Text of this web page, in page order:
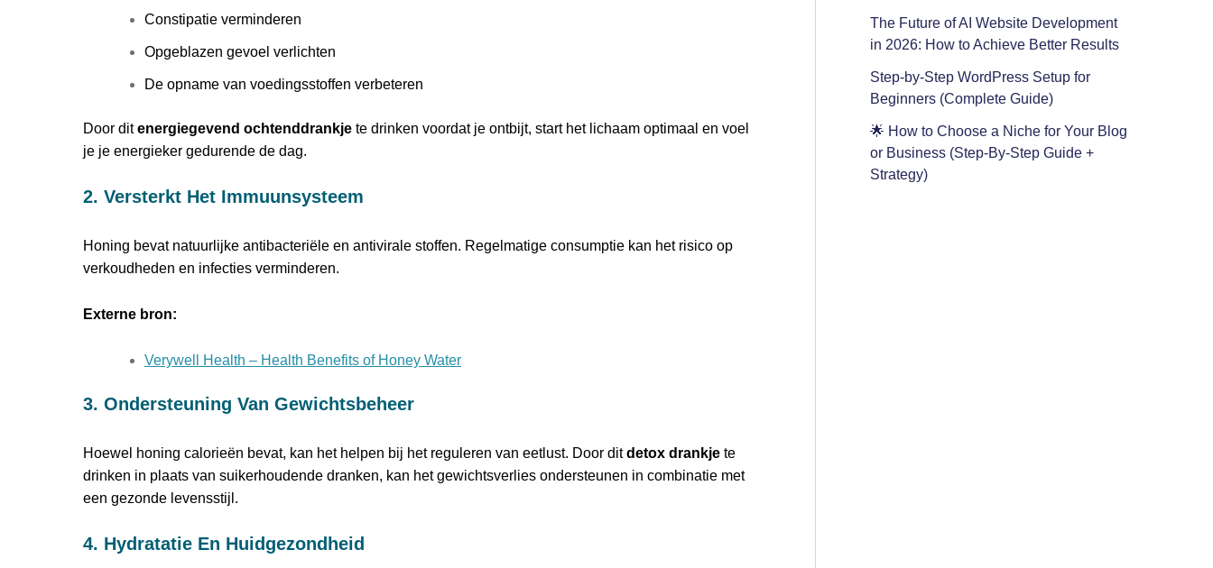
Constipatie verminderen
Opgeblazen gevoel verlichten
De opname van voedingsstoffen verbeteren
Door ditenergiegevend ochtenddrankje te drinken voordat je ontbijt, start het lichaam optimaal en voel
je je energieker gedurende de dag.
2. Versterkt Het Immuunsysteem
Honing bevat natuurlijke antibacteriële en antivirale stoffen. Regelmatige consumptie kan het risico op
verkoudheden en infecties verminderen.
Externe bron:
Verywell Health – Health Benefits of Honey Water
3. Ondersteuning Van Gewichtsbeheer
Hoewel honing calorieën bevat, kan het helpen bij het reguleren van eetlust. Door ditdetox drankje te
drinken in plaats van suikerhoudende dranken, kan het gewichtsverlies ondersteunen in combinatie met
een gezonde levensstijl.
4. Hydratatie En Huidgezondheid
The Future of AI Website Development
in 2026: How to Achieve Better Results
Step-by-Step WordPress Setup for
Beginners (Complete Guide)
🌟 How to Choose a Niche for Your Blog
or Business (Step-By-Step Guide +
Strategy)